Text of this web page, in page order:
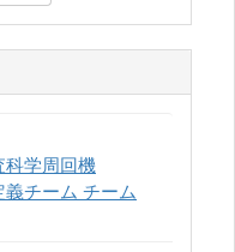
科学周回機
チーム チーム